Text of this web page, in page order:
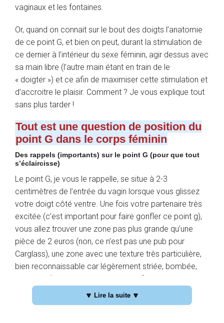
vaginaux et les fontaines.
Or, quand on connait sur le bout des doigts l’anatomie
de ce point G, et bien on peut, durant la stimulation de
ce dernier à l’intérieur du sexe féminin, agir dessus avec
sa main libre (l’autre main étant en train de le
« doigter ») et ce afin de maximiser cette stimulation et
d’accroitre le plaisir. Comment ? Je vous explique tout
sans plus tarder !
Tout est une question de position du
point G dans le corps féminin
Des rappels (importants) sur le point G (pour que tout
s’éclaircisse)
Le point G, je vous le rappelle, se situe à 2-3
centimètres de l’entrée du vagin lorsque vous glissez
votre doigt côté ventre. Une fois votre partenaire très
excitée (c’est important pour faire gonfler ce point g),
vous allez trouver une zone pas plus grande qu’une
pièce de 2 euros (non, ce n’est pas une pub pour
Carglass), une zone avec une texture très particulière,
bien reconnaissable car légèrement striée, bombée,
rugueuse (uniquement lorsque vous faites « le boulot »
pour qu’il soit dans cet état, c’est important de le
comprendre et de le répéter). Cette zone, vous ne
🔽 Lire la suite 🔽